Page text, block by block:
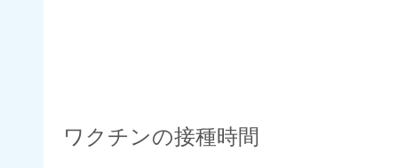
ワクチンの接種時間